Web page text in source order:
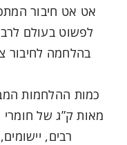
אט אט חיבור
לפשוט בעולם
בהלחמה לחיבור
כמות ההלחמות
מאות ק”ג של